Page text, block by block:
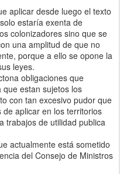
aplicar desde luego el texto
estaría exenta de
colonizadores sino que se
una amplitud de que no
porque a ello se opone la
leyes.
obligaciones que
estan sujetos los
con tan excesivo pudor que
aplicar en los territorios
trabajos de utilidad publica
actualmente está sometido
del Consejo de Ministros